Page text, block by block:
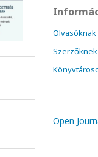
Olvasóknak
Szerzőknek
Open